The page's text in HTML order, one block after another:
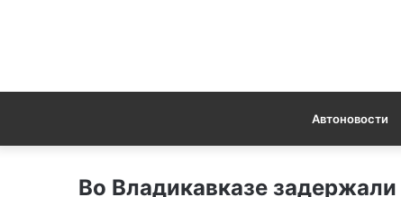
Автоновости
Во Владикавказе